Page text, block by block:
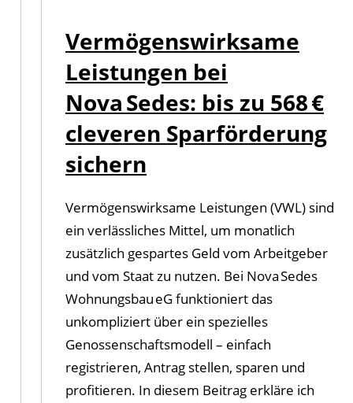
Vermögenswirksame
Leistungen bei
Nova Sedes: bis zu 568 €
cleveren Sparförderung
sichern
Vermögenswirksame Leistungen (VWL) sind
ein verlässliches Mittel, um monatlich
zusätzlich gespartes Geld vom Arbeitgeber
und vom Staat zu nutzen. Bei Nova Sedes
Wohnungsbau eG funktioniert das
unkompliziert über ein spezielles
Genossenschaftsmodell – einfach
registrieren, Antrag stellen, sparen und
profitieren. In diesem Beitrag erkläre ich